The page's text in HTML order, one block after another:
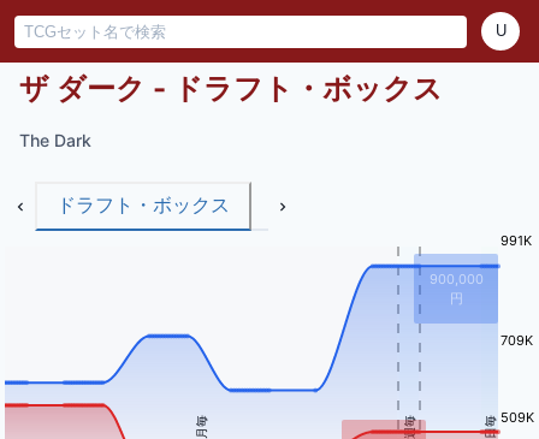
U
ザ ダーク - ドラフト・ボックス
The Dark
ドラフト・ボックス
月毎 週毎 日毎 509K
709K
991K
900,000
円